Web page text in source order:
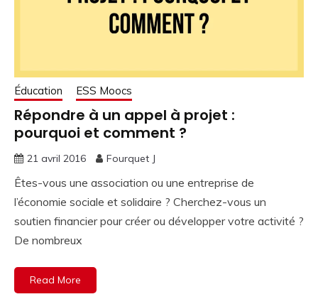
Éducation ESS Moocs
Répondre à un appel à projet :
pourquoi et comment ?
21 avril 2016 Fourquet J
Êtes-vous une association ou une entreprise de
l’économie sociale et solidaire ? Cherchez-vous un
soutien financier pour créer ou développer votre activité ?
De nombreux
Read More